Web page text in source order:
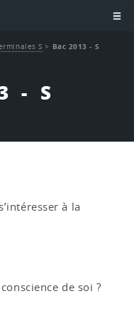
- S
S > Bac 2013 - S
à la
de soi ?